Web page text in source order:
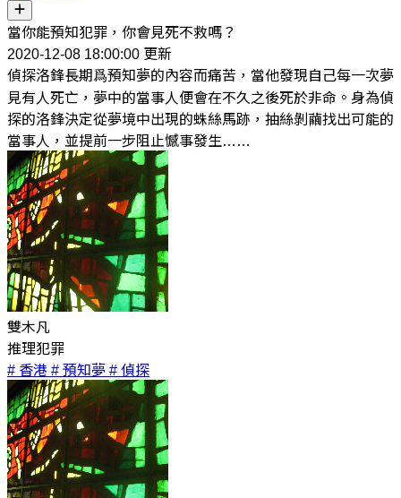
當你能預知犯罪，你會見死不救嗎？
2020-12-08 18:00:00 更新
偵探洛鋒長期爲預知夢的內容而痛苦，當他發現自己每一次夢
見有人死亡，夢中的當事人便會在不久之後死於非命。身為偵
探的洛鋒決定從夢境中出現的蛛絲馬跡，抽絲剝繭找出可能的
當事人，並提前一步阻止憾事發生……
雙木凡
推理犯罪
# 香港 # 預知夢 # 偵探